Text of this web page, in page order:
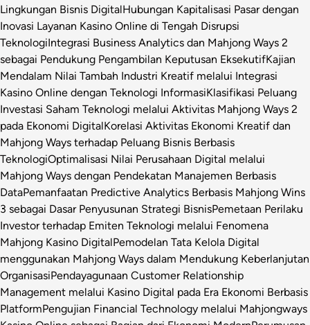
Lingkungan Bisnis DigitalHubungan Kapitalisasi Pasar dengan
Inovasi Layanan Kasino Online di Tengah Disrupsi
TeknologiIntegrasi Business Analytics dan Mahjong Ways 2
sebagai Pendukung Pengambilan Keputusan EksekutifKajian
Mendalam Nilai Tambah Industri Kreatif melalui Integrasi
Kasino Online dengan Teknologi InformasiKlasifikasi Peluang
Investasi Saham Teknologi melalui Aktivitas Mahjong Ways 2
pada Ekonomi DigitalKorelasi Aktivitas Ekonomi Kreatif dan
Mahjong Ways terhadap Peluang Bisnis Berbasis
TeknologiOptimalisasi Nilai Perusahaan Digital melalui
Mahjong Ways dengan Pendekatan Manajemen Berbasis
DataPemanfaatan Predictive Analytics Berbasis Mahjong Wins
3 sebagai Dasar Penyusunan Strategi BisnisPemetaan Perilaku
Investor terhadap Emiten Teknologi melalui Fenomena
Mahjong Kasino DigitalPemodelan Tata Kelola Digital
menggunakan Mahjong Ways dalam Mendukung Keberlanjutan
OrganisasiPendayagunaan Customer Relationship
Management melalui Kasino Digital pada Era Ekonomi Berbasis
PlatformPengujian Financial Technology melalui Mahjongways